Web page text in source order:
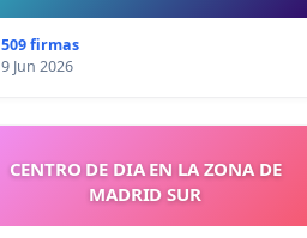
509 firmas
9 Jun 2026
CENTRO DE DIA EN LA ZONA DE
MADRID SUR